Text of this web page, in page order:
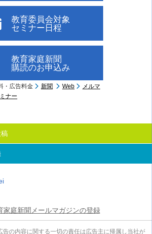
教育委員会対象
セミナー日程
教育家庭新聞
購読のお申込み
・広告料金 新聞 Web
メルマ
ナー
家庭新聞メールマガジンの登録
の内容に関する一切の責任は広告主に帰属し当社が